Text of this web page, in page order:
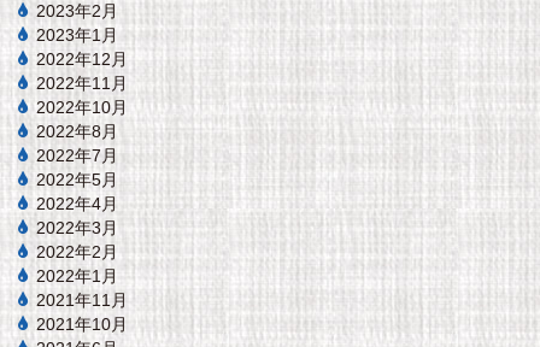
2023年2月
2023年1月
2022年12月
2022年11月
2022年10月
2022年8月
2022年7月
2022年5月
2022年4月
2022年3月
2022年2月
2022年1月
2021年11月
2021年10月